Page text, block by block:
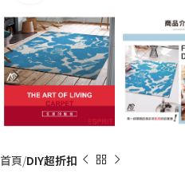
首頁 DIY超折扣